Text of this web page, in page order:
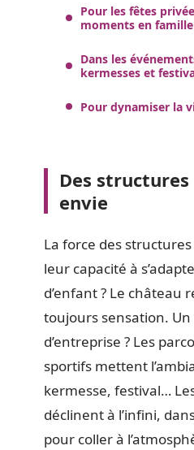
Pour les fêtes
moments en famille
Dans les
kermesses et
Pour dynamiser la
Des
envie
La force des structures
leur capacité à
d’enfant ? Le château
toujours sensation.
d’entreprise ? Les
sportifs mettent
kermesse, festival…
déclinent à l’infini,
pour coller à